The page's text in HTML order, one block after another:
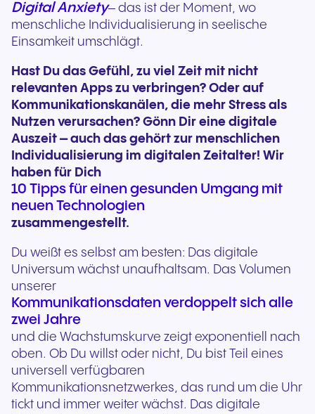
Digital Anxiety– das ist der Moment, wo
menschliche Individualisierung in seelische
Einsamkeit umschlägt.
Hast Du das Gefühl, zu viel Zeit mit nicht
relevanten Apps zu verbringen? Oder auf
Kommunikationskanälen, die mehr Stress als
Nutzen verursachen? Gönn Dir eine digitale
Auszeit – auch das gehört zur menschlichen
Individualisierung im digitalen Zeitalter! Wir
haben für Dich
10 Tipps für einen gesunden Umgang mit
neuen Technologien
zusammengestellt.
Du weißt es selbst am besten: Das digitale
Universum wächst unaufhaltsam. Das Volumen
unserer
Kommunikationsdaten verdoppelt sich alle
zwei Jahre
und die Wachstumskurve zeigt exponentiell nach
oben. Ob Du willst oder nicht, Du bist Teil eines
universell verfügbaren
Kommunikationsnetzwerkes, das rund um die Uhr
tickt und immer weiter wächst. Das digitale